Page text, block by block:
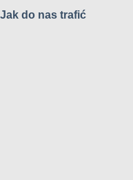
Jak do nas trafić